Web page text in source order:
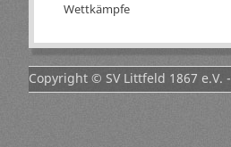
Wettkämpfe
Copyright © SV Littfeld 1867 e.V. -